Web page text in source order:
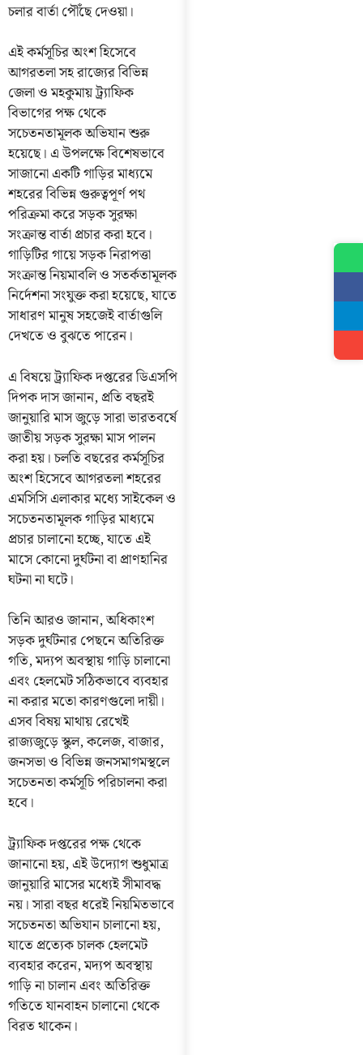
চলার বার্তা পৌঁছে দেওয়া।
এই কর্মসূচির অংশ হিসেবে
আগরতলা সহ রাজ্যের বিভিন্ন
জেলা ও মহকুমায় ট্র্যাফিক
বিভাগের পক্ষ থেকে
সচেতনতামূলক অভিযান শুরু
হয়েছে। এ উপলক্ষে বিশেষভাবে
সাজানো একটি গাড়ির মাধ্যমে
শহরের বিভিন্ন গুরুত্বপূর্ণ পথ
পরিক্রমা করে সড়ক সুরক্ষা
সংক্রান্ত বার্তা প্রচার করা হবে।
গাড়িটির গায়ে সড়ক নিরাপত্তা
সংক্রান্ত নিয়মাবলি ও সতর্কতামূলক
নির্দেশনা সংযুক্ত করা হয়েছে, যাতে
সাধারণ মানুষ সহজেই বার্তাগুলি
দেখতে ও বুঝতে পারেন।
এ বিষয়ে ট্র্যাফিক দপ্তরের ডিএসপি
দিপক দাস জানান, প্রতি বছরই
জানুয়ারি মাস জুড়ে সারা ভারতবর্ষে
জাতীয় সড়ক সুরক্ষা মাস পালন
করা হয়। চলতি বছরের কর্মসূচির
অংশ হিসেবে আগরতলা শহরের
এমসিসি এলাকার মধ্যে সাইকেল ও
সচেতনতামূলক গাড়ির মাধ্যমে
প্রচার চালানো হচ্ছে, যাতে এই
মাসে কোনো দুর্ঘটনা বা প্রাণহানির
ঘটনা না ঘটে।
তিনি আরও জানান, অধিকাংশ
সড়ক দুর্ঘটনার পেছনে অতিরিক্ত
গতি, মদ্যপ অবস্থায় গাড়ি চালানো
এবং হেলমেট সঠিকভাবে ব্যবহার
না করার মতো কারণগুলো দায়ী।
এসব বিষয় মাথায় রেখেই
রাজ্যজুড়ে স্কুল, কলেজ, বাজার,
জনসভা ও বিভিন্ন জনসমাগমস্থলে
সচেতনতা কর্মসূচি পরিচালনা করা
হবে।
ট্র্যাফিক দপ্তরের পক্ষ থেকে
জানানো হয়, এই উদ্যোগ শুধুমাত্র
জানুয়ারি মাসের মধ্যেই সীমাবদ্ধ
নয়। সারা বছর ধরেই নিয়মিতভাবে
সচেতনতা অভিযান চালানো হয়,
যাতে প্রত্যেক চালক হেলমেট
ব্যবহার করেন, মদ্যপ অবস্থায়
গাড়ি না চালান এবং অতিরিক্ত
গতিতে যানবাহন চালানো থেকে
বিরত থাকেন।